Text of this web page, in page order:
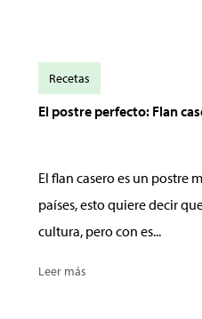
El postre perfecto: Flan
El flan casero es un postre
países, esto quiere decir
cultura, pero con es...
Leer más
Recetas